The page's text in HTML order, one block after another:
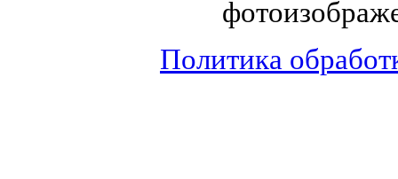
Политика